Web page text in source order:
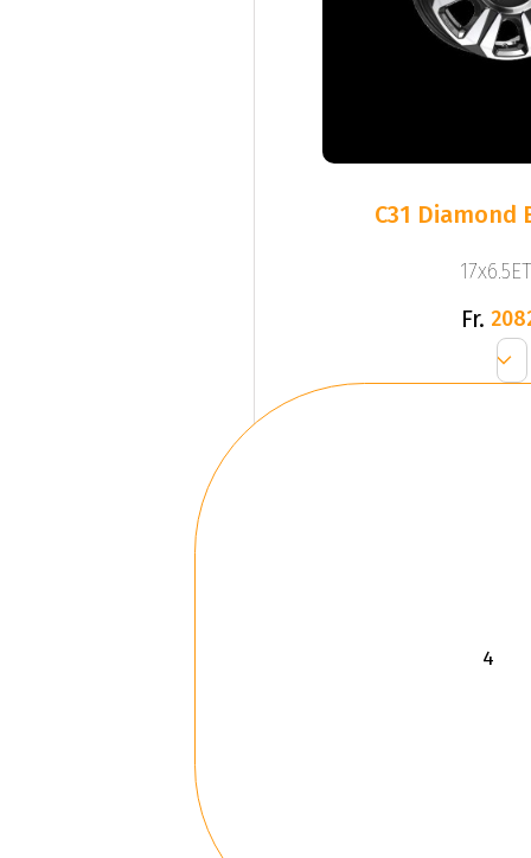
C31 Diamond
Fr.